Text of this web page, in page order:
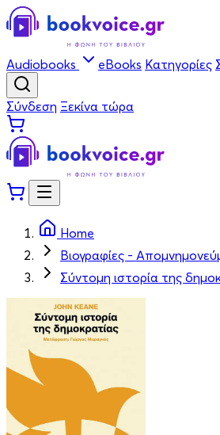
Audiobooks eBooks Κατηγορίες
Σύνδεση Ξεκίνα τώρα
Home
Βιογραφίες -
Σύντομη ιστορία της